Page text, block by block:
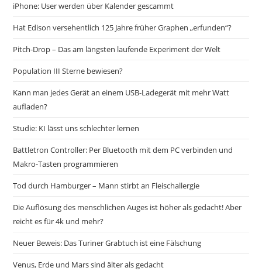
iPhone: User werden über Kalender gescammt
Hat Edison versehentlich 125 Jahre früher Graphen „erfunden“?
Pitch-Drop – Das am längsten laufende Experiment der Welt
Population III Sterne bewiesen?
Kann man jedes Gerät an einem USB-Ladegerät mit mehr Watt
aufladen?
Studie: KI lässt uns schlechter lernen
Battletron Controller: Per Bluetooth mit dem PC verbinden und
Makro-Tasten programmieren
Tod durch Hamburger – Mann stirbt an Fleischallergie
Die Auflösung des menschlichen Auges ist höher als gedacht! Aber
reicht es für 4k und mehr?
Neuer Beweis: Das Turiner Grabtuch ist eine Fälschung
Venus, Erde und Mars sind älter als gedacht